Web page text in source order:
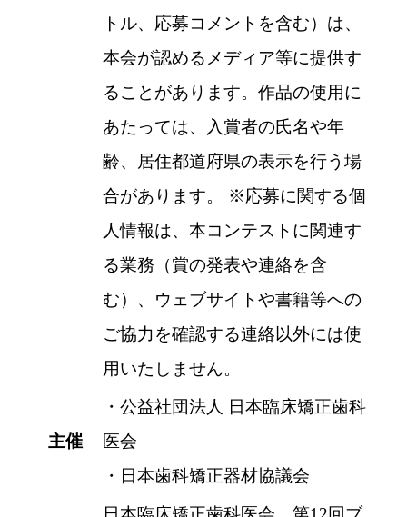
トル、応募コメントを含む）は、
本会が認めるメディア等に提供す
ることがあります。作品の使用に
あたっては、入賞者の氏名や年
齢、居住都道府県の表示を行う場
合があります。
※応募に関する個
人情報は、本コンテストに関連す
る業務（賞の発表や連絡を含
む）、ウェブサイトや書籍等への
ご協力を確認する連絡以外には使
用いたしません。
主催
・公益社団法人 日本臨床矯正歯科
医会
・日本歯科矯正器材協議会